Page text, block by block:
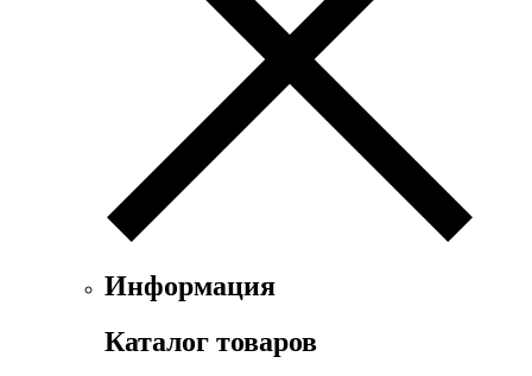
Информация
Каталог товаров